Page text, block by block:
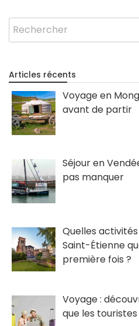
Rechercher
Articles récents
Voyage en
avant de partir
Séjour en
pas manquer
Quelles
Saint-Étienne
première fois ?
Voyage :
que les